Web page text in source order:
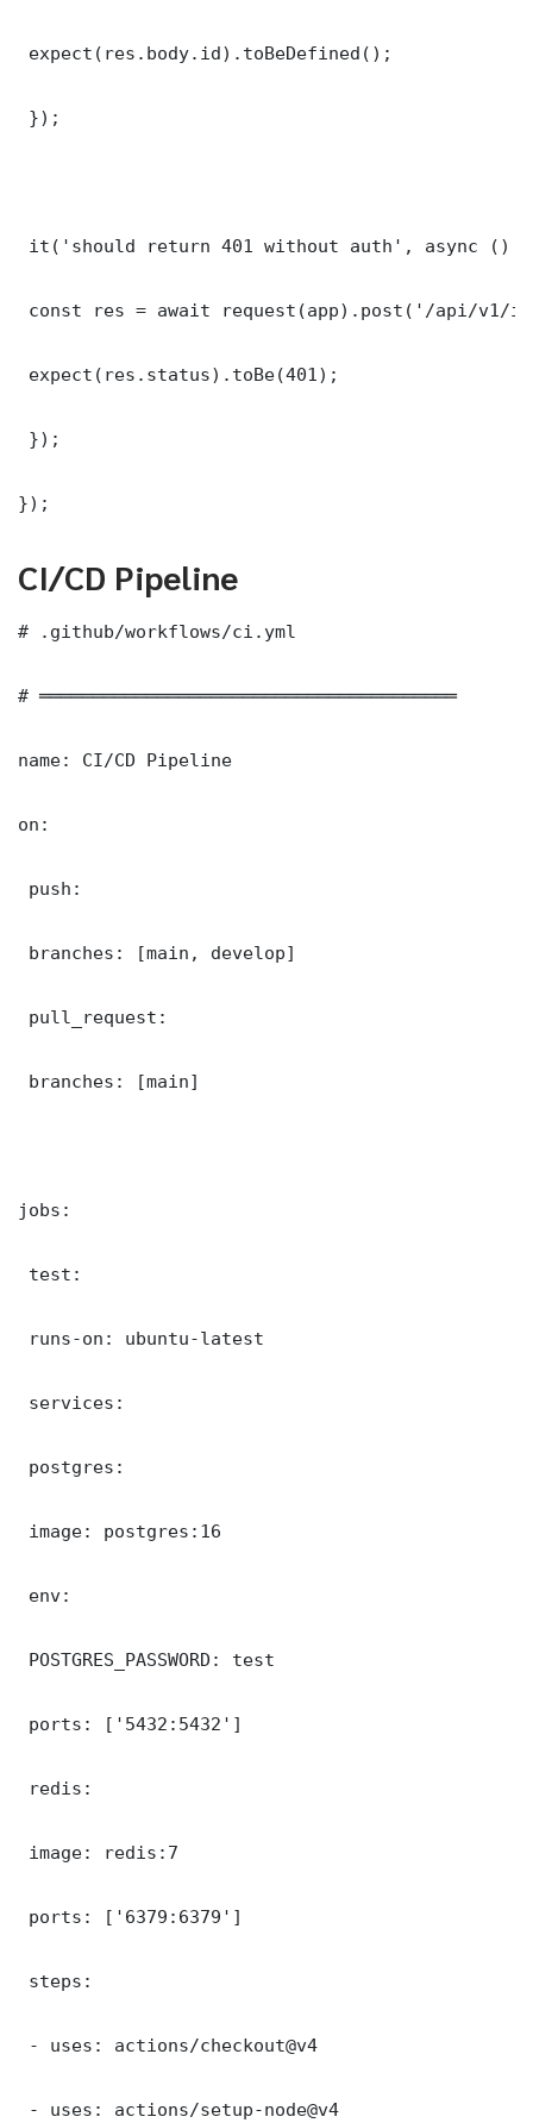
expect(res.body.id).toBeDefined();
});
it('should return 401 without auth', async ()
const res = await request(app).post('/api/v1/
expect(res.status).toBe(401);
});
});
CI/CD Pipeline
# .github/workflows/ci.yml
# ═══════════════════════════════════════
name: CI/CD Pipeline
on:
push:
branches: [main, develop]
pull_request:
branches: [main]
jobs:
test:
runs-on: ubuntu-latest
services:
postgres:
image: postgres:16
env:
POSTGRES_PASSWORD: test
ports: ['5432:5432']
redis:
image: redis:7
ports: ['6379:6379']
steps:
- uses: actions/checkout@v4
- uses: actions/setup-node@v4